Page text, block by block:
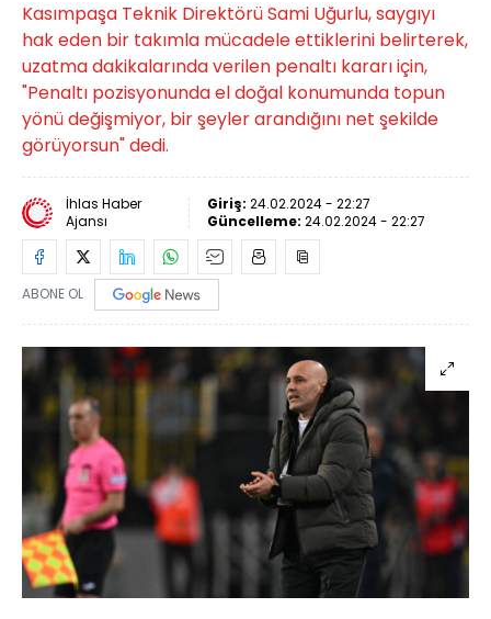
Kasımpaşa Teknik Direktörü Sami Uğurlu, saygıyı
hak eden bir takımla mücadele ettiklerini belirterek,
uzatma dakikalarında verilen penaltı kararı için,
"Penaltı pozisyonunda el doğal konumunda topun
yönü değişmiyor, bir şeyler arandığını net şekilde
görüyorsun" dedi.
İhlas Haber
Ajansı
Giriş: 24.02.2024 - 22:27
Güncelleme: 24.02.2024 - 22:27
ABONE OL